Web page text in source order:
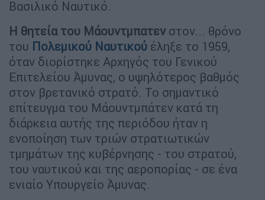
Βασιλικό Ναυτικό.
Η θητεία του Μάουντμπατεν στον... θρόνο
του Πολεμικού Ναυτικού έληξε το 1959,
όταν διορίστηκε Αρχηγός του Γενικού
Επιτελείου Άμυνας, ο υψηλότερος βαθμός
στον βρετανικό στρατό. Το σημαντικό
επίτευγμα του Μάουντμπάτεν κατά τη
διάρκεια αυτής της περιόδου ήταν η
ενοποίηση των τριών στρατιωτικών
τμημάτων της κυβέρνησης - του στρατού,
του ναυτικού και της αεροπορίας - σε ένα
ενιαίο Υπουργείο Άμυνας.